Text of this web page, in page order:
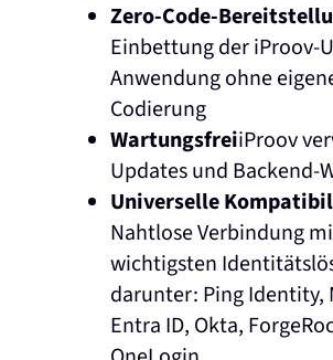
Zero-Code-
Einbettung der iProov-
Anwendung ohne
Codierung
WartungsfreiiProov
Updates und Backend-
Universelle
Nahtlose Verbindung
wichtigsten
darunter: Ping Identity,
Entra ID, Okta,